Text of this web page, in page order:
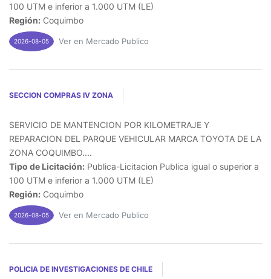
100 UTM e inferior a 1.000 UTM (LE)
Región: Coquimbo
2026-08-05 Ver en Mercado Publico
SECCION COMPRAS IV ZONA
SERVICIO DE MANTENCION POR KILOMETRAJE Y
REPARACION DEL PARQUE VEHICULAR MARCA TOYOTA DE LA
ZONA COQUIMBO....
Tipo de Licitación: Publica-Licitacion Publica igual o superior a
100 UTM e inferior a 1.000 UTM (LE)
Región: Coquimbo
2026-08-05 Ver en Mercado Publico
POLICIA DE INVESTIGACIONES DE CHILE